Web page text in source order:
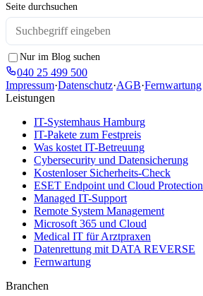
Seite durchsuchen
Nur im Blog suchen
040 25 499 500
Impressum·Datenschutz·AGB·Fernwartung
Leistungen
IT-Systemhaus Hamburg
IT-Pakete zum Festpreis
Was kostet IT-Betreuung
Cybersecurity und Datensicherung
Kostenloser Sicherheits-Check
ESET Endpoint und Cloud Protection
Managed IT-Support
Remote System Management
Microsoft 365 und Cloud
Medical IT für Arztpraxen
Datenrettung mit DATA REVERSE
Fernwartung
Branchen